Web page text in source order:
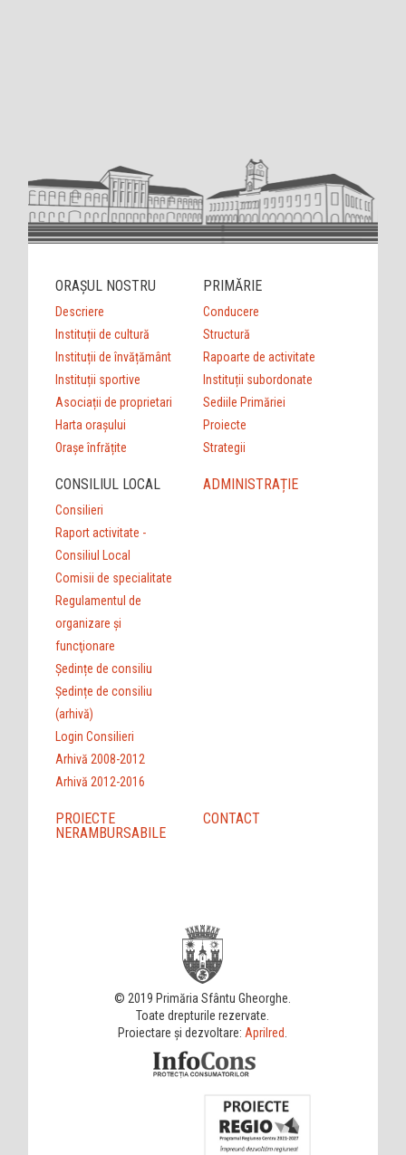
ORAȘUL NOSTRU
Descriere
Instituții de cultură
Instituții de învățământ
Instituții sportive
Asociații de proprietari
Harta orașului
Orașe înfrățite
PRIMĂRIE
Conducere
Structură
Rapoarte de activitate
Instituții subordonate
Sediile Primăriei
Proiecte
Strategii
CONSILIUL LOCAL
Consilieri
Raport activitate -
Consiliul Local
Comisii de specialitate
Regulamentul de
organizare şi
funcţionare
Ședințe de consiliu
Ședințe de consiliu
(arhivă)
Login Consilieri
Arhivă 2008-2012
Arhivă 2012-2016
ADMINISTRAȚIE
PROIECTE
NERAMBURSABILE
CONTACT
© 2019 Primăria Sfântu Gheorghe.
Toate drepturile rezervate.
Proiectare și dezvoltare: Aprilred